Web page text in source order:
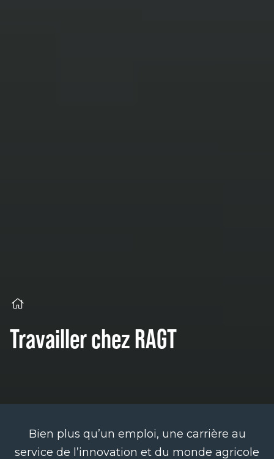
Travailler chez RAGT
Bien plus qu’un emploi, une carrière au
service de l’innovation et du monde agricole